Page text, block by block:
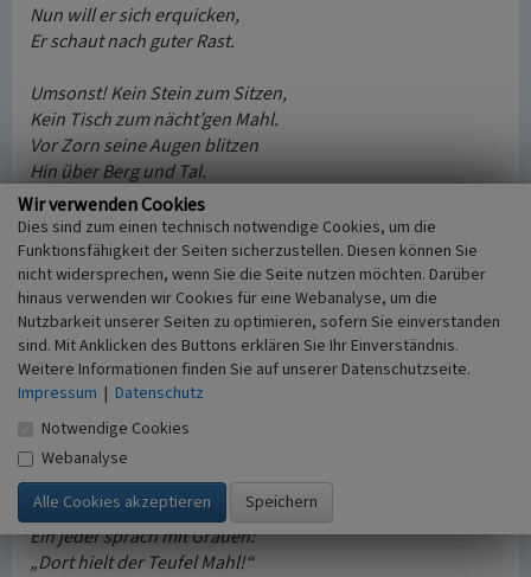
Nun will er sich erquicken,
Er schaut nach guter Rast.
Umsonst! Kein Stein zum Sitzen,
Kein Tisch zum nächt’gen Mahl.
Vor Zorn seine Augen blitzen
Hin über Berg und Tal.
Da – wie mit Blitzesschnelle
Packt jetzt zwei Felsen frisch
Der grimmige Geselle
Und stellt sie auf als Tisch.
Nachdem er dran gegessen,
Ging durch die Nacht er fort.
Den Tisch, wo er gesessen,
Den ließ er einfach dort.
Das war ein ängstlich Schauen
Des Morgens drunten im Tal!
Ein jeder sprach mit Grauen:
„Dort hielt der Teufel Mahl!“
Wir verwenden Cookies
Dies sind zum einen technisch notwendige Cookies, um die
Funktionsfähigkeit der Seiten sicherzustellen. Diesen können Sie
nicht widersprechen, wenn Sie die Seite nutzen möchten. Darüber
hinaus verwenden wir Cookies für eine Webanalyse, um die
Nutzbarkeit unserer Seiten zu optimieren, sofern Sie einverstanden
sind. Mit Anklicken des Buttons erklären Sie Ihr Einverständnis.
Weitere Informationen finden Sie auf unserer Datenschutzseite.
Impressum | Datenschutz
Notwendige Cookies
Webanalyse